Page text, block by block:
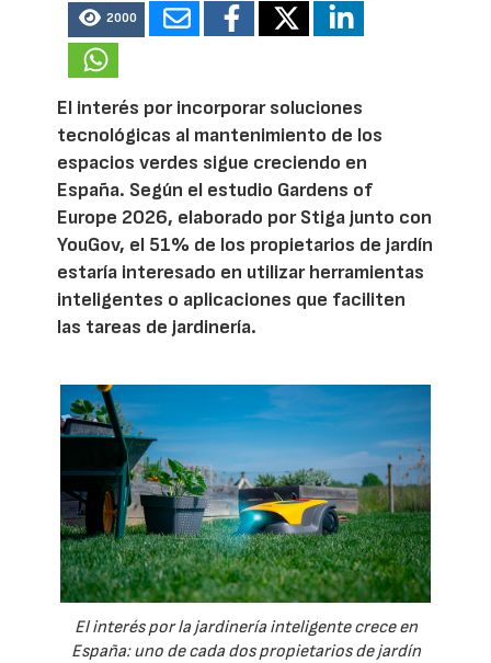
2000
El interés por incorporar soluciones
tecnológicas al mantenimiento de los
espacios verdes sigue creciendo en
España. Según el estudio Gardens of
Europe 2026, elaborado por Stiga junto con
YouGov, el 51% de los propietarios de jardín
estaría interesado en utilizar herramientas
inteligentes o aplicaciones que faciliten
las tareas de jardinería.
El interés por la jardinería inteligente crece en
España: uno de cada dos propietarios de jardín